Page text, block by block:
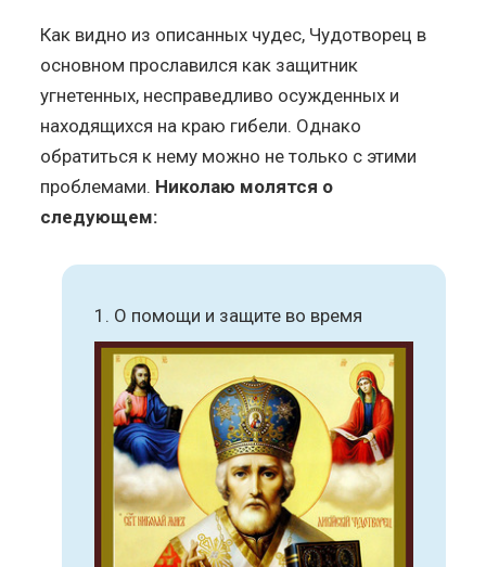
Как видно из описанных чудес, Чудотворец в
основном прославился как защитник
угнетенных, несправедливо осужденных и
находящихся на краю гибели. Однако
обратиться к нему можно не только с этими
проблемами. Николаю молятся о
следующем:
О помощи и защите во время